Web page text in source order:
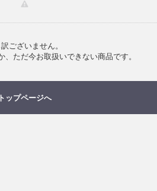
ございません。
、ただ今お取扱いできない商品です。
トップページへ